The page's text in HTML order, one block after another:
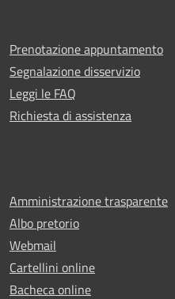
Prenotazione appuntamento
Segnalazione disservizio
Leggi le FAQ
Richiesta di assistenza
Amministrazione trasparente
Albo pretorio
Webmail
Cartellini online
Bacheca online